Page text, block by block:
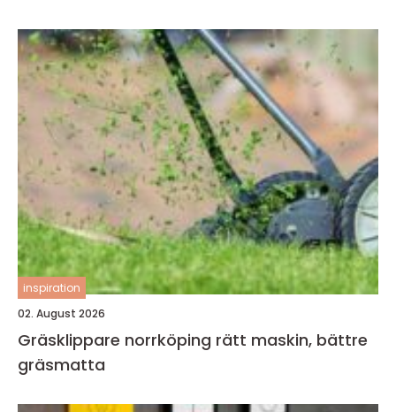
inspiration
02. August 2026
Gräsklippare norrköping rätt maskin, bättre
gräsmatta